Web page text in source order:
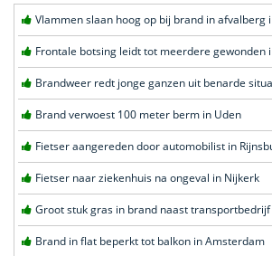
Brand verwoest 100 meter berm in Uden
Fietser aangereden door automobilist in
Fietser naar ziekenhuis na ongeval in Nijkerk
Brand in flat beperkt tot balkon in Amsterdam